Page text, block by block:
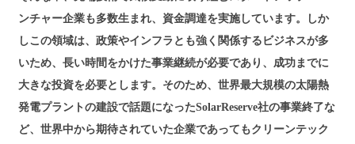
ンチャー企業も多数生まれ、資金調達を実施しています。しか
しこの領域は、政策やインフラとも強く関係するビジネスが多
いため、長い時間をかけた事業継続が必要であり、成功までに
大きな投資を必要とします。そのため、世界最大規模の太陽熱
発電プラントの建設で話題になったSolarReserve社の事業終了な
ど、世界中から期待されていた企業であってもクリーンテック